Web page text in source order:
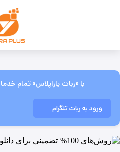
با «ربات یاراپلاس» تمام
ورود به ربات تلگرام